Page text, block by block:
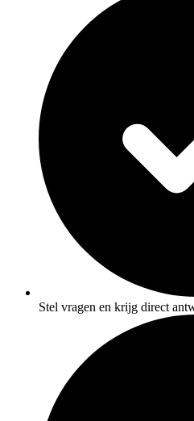
Stel vragen en krijg direct